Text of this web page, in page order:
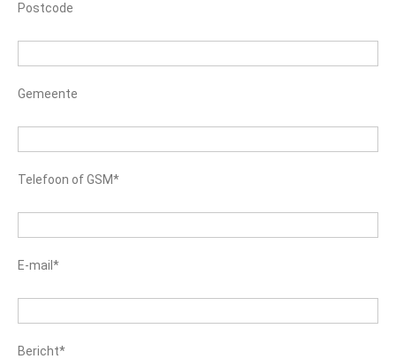
Postcode
Gemeente
Telefoon of GSM*
E-mail*
Bericht*